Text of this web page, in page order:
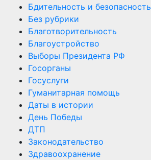
Бдительность и безопасность
Без рубрики
Благотворительность
Благоустройство
Выборы Президента РФ
Госорганы
Госуслуги
Гуманитарная помощь
Даты в истории
День Победы
ДТП
Законодательство
Здравоохранение